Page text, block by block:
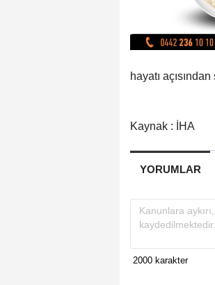
hayatı
Kaynak : İHA
YORUMLAR